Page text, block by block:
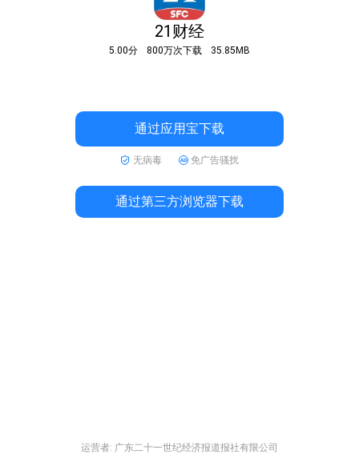
21财经
5.00分 800万次下载 35.85MB
通过应用宝下载
无病毒 免广告骚扰
通过第三方浏览器下载
运营者: 广东二十一世纪经济报道报社有限公司